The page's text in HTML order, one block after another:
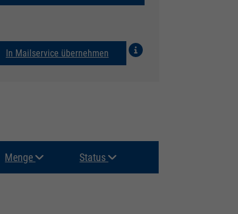
In Mailservice übernehmen
Menge Status